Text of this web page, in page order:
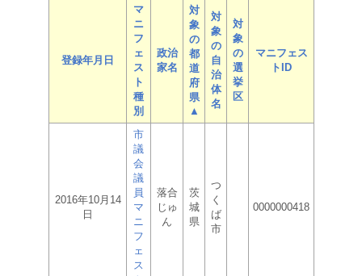
登録年月日
マ
ニ
フ
ェ
ス
ト
種
別
政治
家名
対
象
の
都
道
府
県
▲
対
象
の
自
治
体
名
対
象
の
選
挙
区
マニフェス
トID
2016年10月14
日
市
議
会
議
員
マ
ニ
フ
ェ
ス
落合
じゅ
ん
茨
城
県
つ
く
ば
市
0000000418